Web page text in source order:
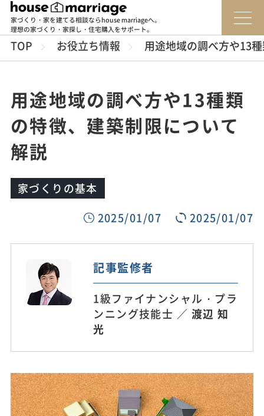
家づくり・家を建てる相談ならhouse marriageへ。
理想の家づくり・家探し・住宅購入をサポート。
TOP お役立ち情報 用途地域の調べ方や13
用途地域の調べ方や13種類
の特徴、建築制限について
解説
家づくりの基本
2025/01/07
2025/01/07
記事監修者
1級ファイナンシャル・プラ
ンニング技能士 ／ 渡辺 知
光